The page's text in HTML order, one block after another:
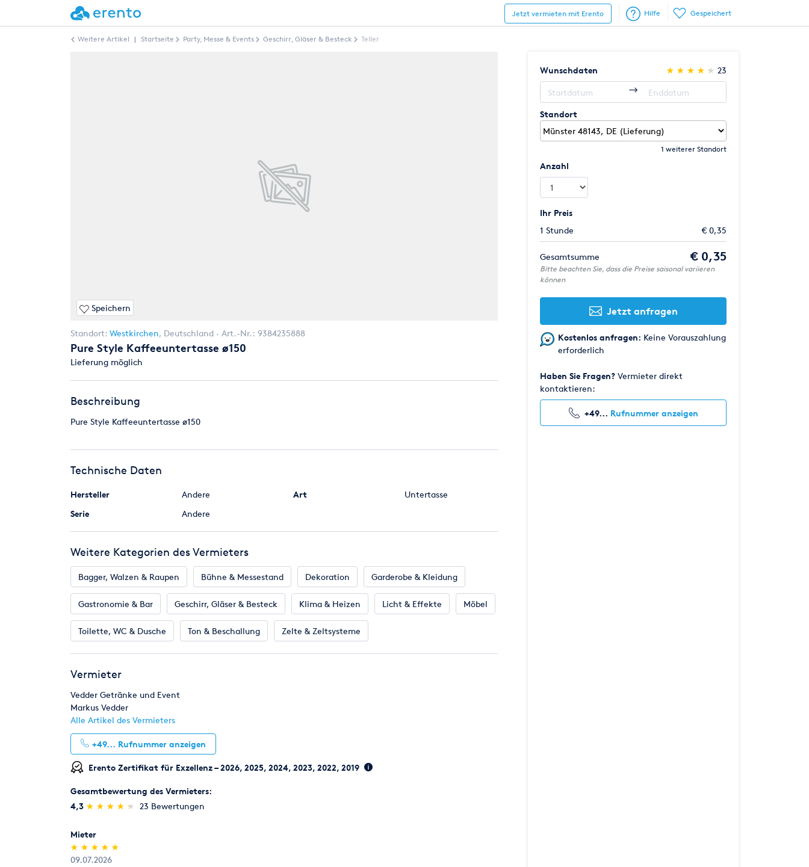
Gespeichert
Jetzt vermieten mit Erento Hilfe
Weitere Artikel | Startseite Party, Messe & Events Geschirr, Gläser & Besteck Teller
Speichern
Standort: Westkirchen, Deutschland Art.-Nr.: 9384235888
Pure Style Kaffeeuntertasse ø150
Lieferung möglich
Beschreibung
Pure Style Kaffeeuntertasse ø150
Technische Daten
Hersteller Andere Art
Untertasse
Serie
Andere
Weitere Kategorien des Vermieters
Bagger, Walzen & Raupen Bühne & Messestand Dekoration Garderobe & Kleidung
Gastronomie & Bar Geschirr, Gläser & Besteck Klima & Heizen Licht & Effekte Möbel
Toilette, WC & Dusche Ton & Beschallung Zelte & Zeltsysteme
Vermieter
Vedder Getränke und Event
Markus Vedder
Alle Artikel des Vermieters
+49... Rufnummer anzeigen
Erento Zertifikat für Exzellenz – 2026, 2025, 2024, 2023, 2022, 2019
Gesamtbewertung des Vermieters:
4,3 (*)
★
★
(*) ★
★
(*) ★
★
(*) ★
★
(*) ★
★ 23 Bewertungen
Mieter
(*)
★
★
(*) ★
★
(*) ★
★
(*) ★
★
(*) ★
★
09.07.2026
Wunschdaten (*)
★
★
(*) ★
★
(*) ★
★
(*) ★
★
(*) ★
★ 23
Standort
1 weiterer Standort
Anzahl
Ihr Preis
1 Stunde
€ 0,35
Gesamtsumme € 0,35
Bitte beachten Sie, dass die Preise saisonal variieren
können
Jetzt anfragen
Kostenlos anfragen: Keine Vorauszahlung
erforderlich
Haben Sie Fragen? Vermieter direkt
kontaktieren:
+49... Rufnummer anzeigen